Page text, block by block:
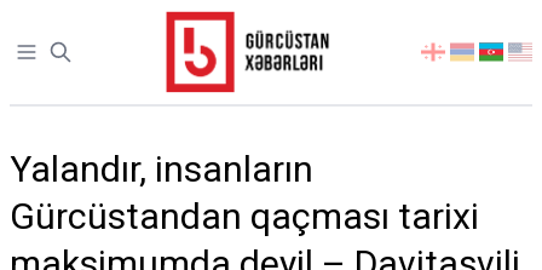
Open sidebar
აირჩიეთ
Yalandır, insanların
Gürcüstandan qaçması tarixi